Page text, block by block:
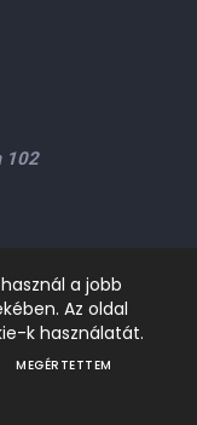
102
Váci út 9-15
+36209906363
a jobb
Az oldal
k használatát.
MEGÉRTETTEM